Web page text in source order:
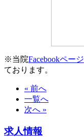
※当院Facebookページ
ております。
« 前へ
一覧へ
次へ »
求人情報